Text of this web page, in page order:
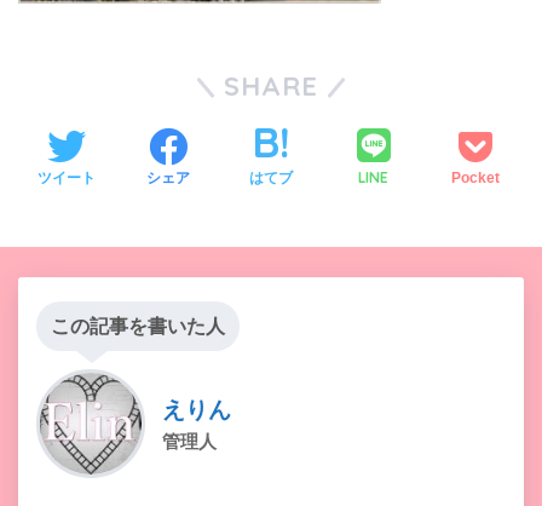
SHARE
ツイート シェア はてブ LINE Pocket
この記事を書いた人
えりん
管理人